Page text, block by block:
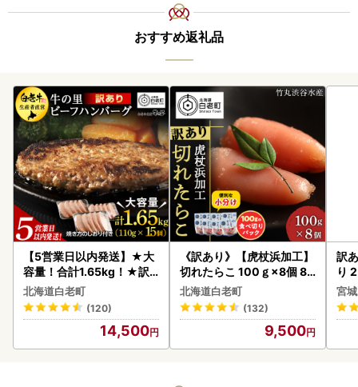
おすすめ返礼品
【5営業日以内発送】★大
容量！合計1.65kg！★訳
あり・牛の里ビーフハンバ
ーグ(110ｇ5枚入）×3 AG
058
北海道白老町
(120)
14,500
《訳あり》【虎杖浜加工】
切れたらこ 100ｇ×8個 80
0g AK081
北海道白老町
(132)
9,500
訳
り
鮭
宮